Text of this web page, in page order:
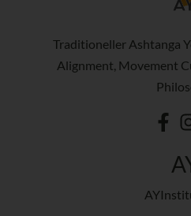
Traditioneller Ashtanga
Alignment, Movement